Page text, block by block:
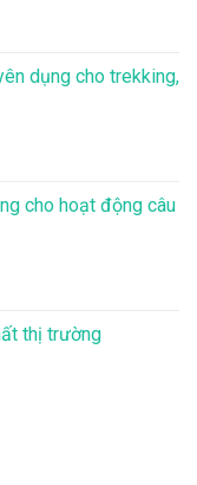
dụng cho trekking,
cho hoạt động câu
thị trường